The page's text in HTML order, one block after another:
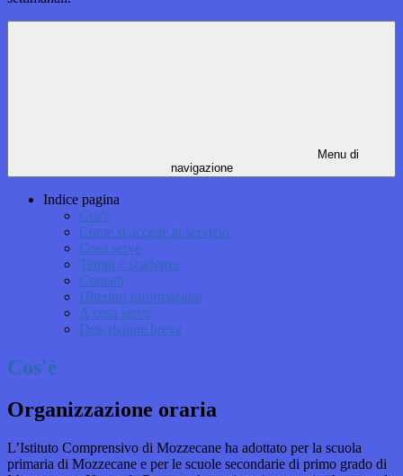
Menu di
navigazione
Indice pagina
Cos'è
Come si accede al servizio
Cosa serve
Tempi e scadenze
Contatti
Ulteriori informazioni
A cosa serve
Descrizione breve
Cos'è
Organizzazione oraria
L’Istituto Comprensivo di Mozzecane ha adottato per la scuola
primaria di Mozzecane e per le scuole secondarie di primo grado di